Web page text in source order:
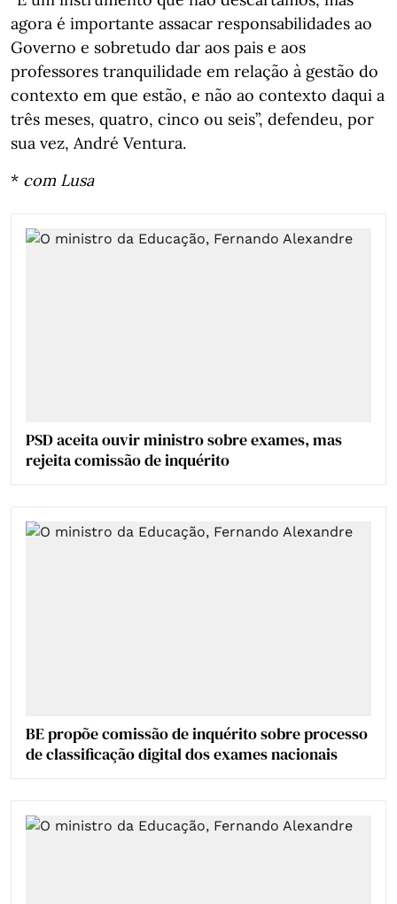
agora é importante assacar responsabilidades ao
Governo e sobretudo dar aos pais e aos
professores tranquilidade em relação à gestão do
contexto em que estão, e não ao contexto daqui a
três meses, quatro, cinco ou seis”, defendeu, por
sua vez, André Ventura.
* com Lusa
PSD aceita ouvir ministro sobre exames, mas
rejeita comissão de inquérito
BE propõe comissão de inquérito sobre processo
de classificação digital dos exames nacionais